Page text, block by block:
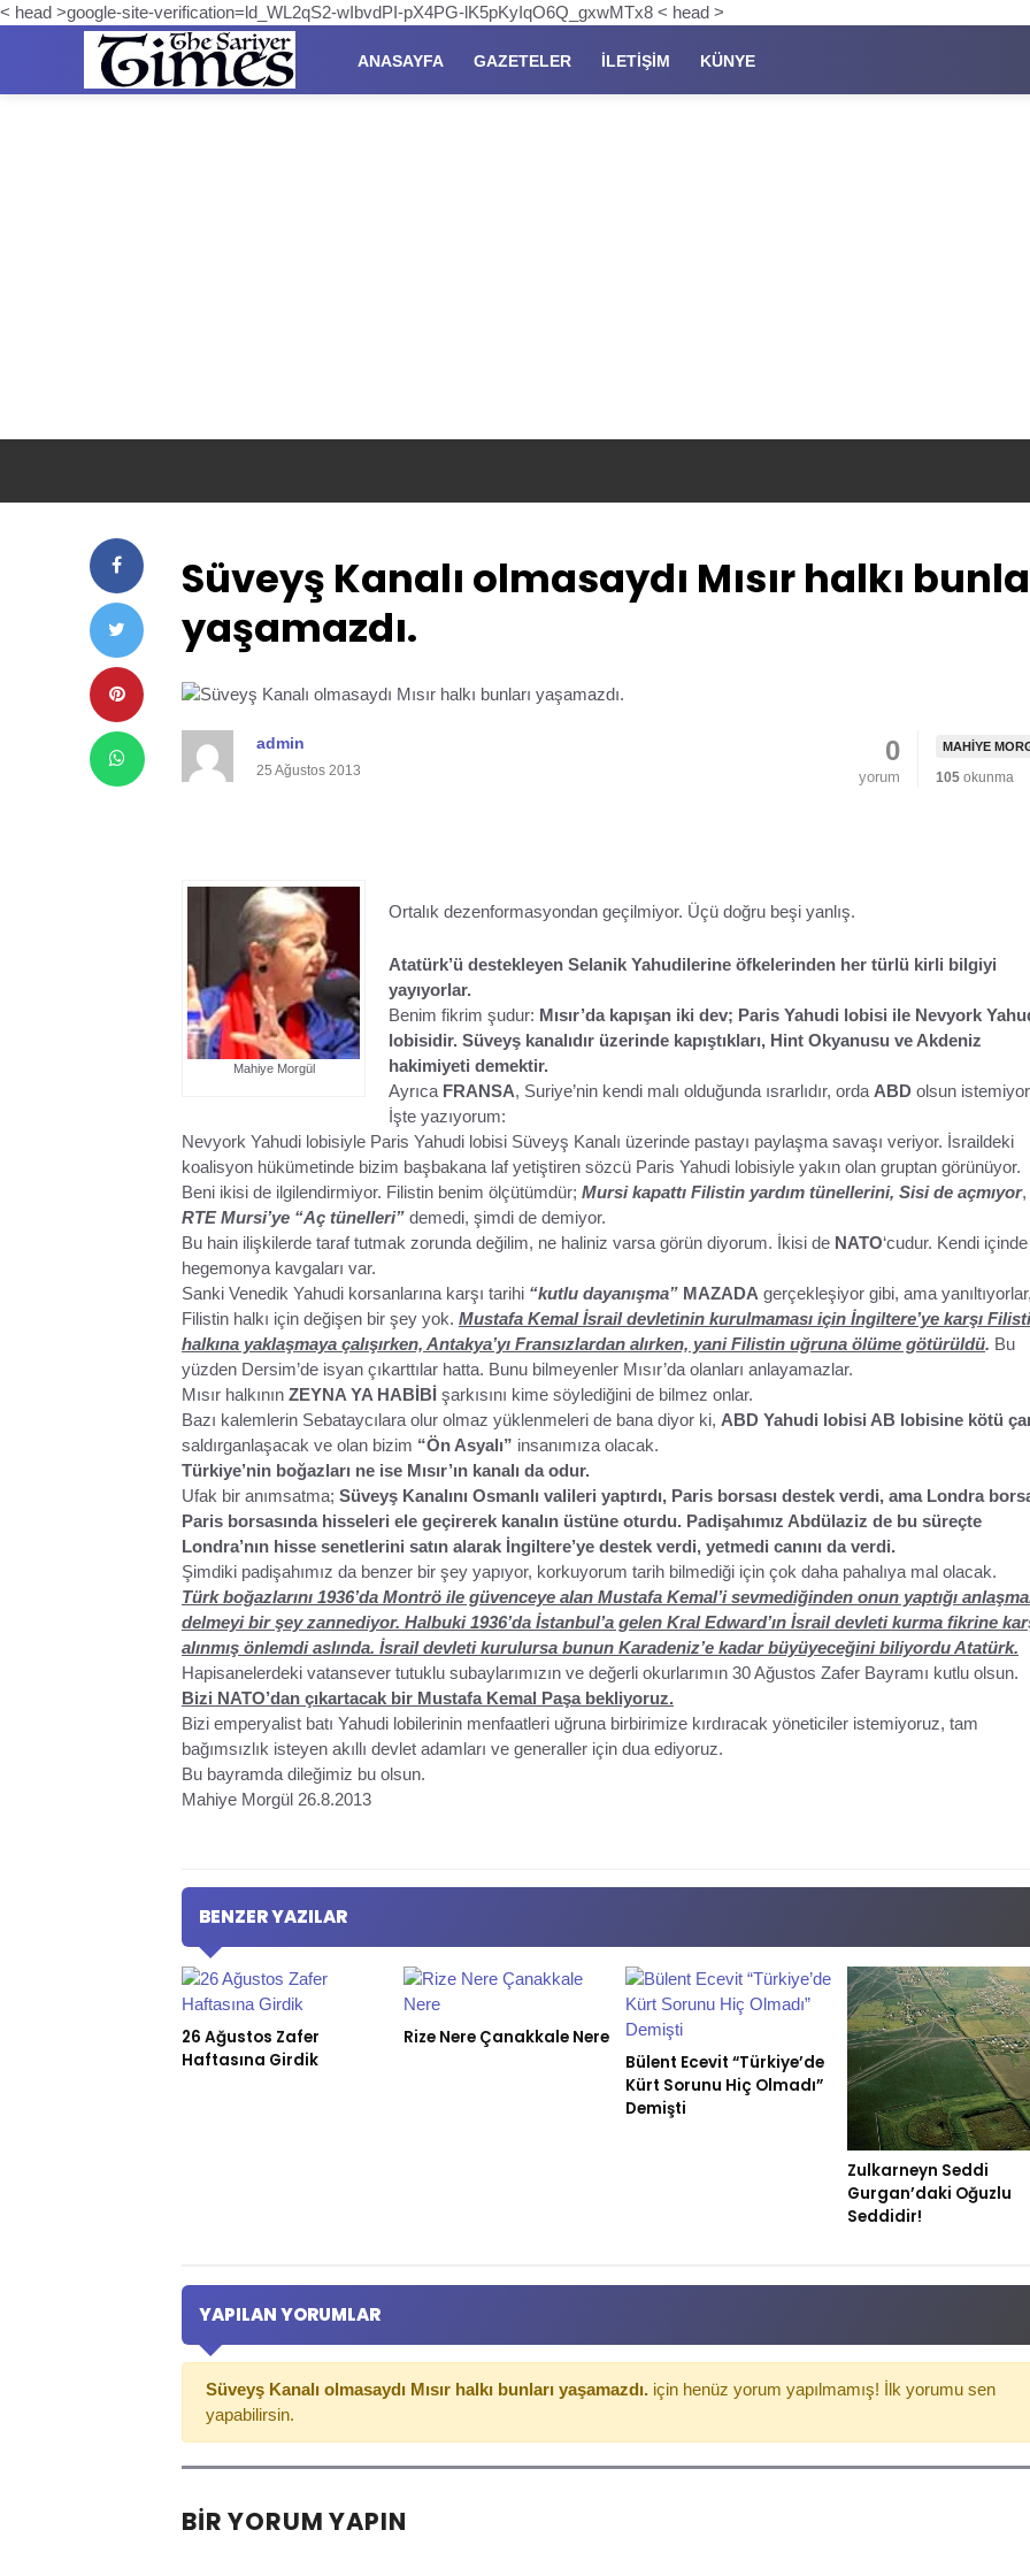
< head >google-site-verification=ld_WL2qS2-wIbvdPI-pX4PG-lK5pKyIqO6Q_gxwMTx8 < head >
ANASAYFA GAZETELER İLETIŞIM KÜNYE
Süveyş Kanalı olmasaydı Mısır halkı
yaşamazdı.
admin
25 Ağustos 2013
MAHIYE
105 okunma
0
yorum
Mahiye Morgül
Ortalık dezenformasyondan geçilmiyor. Üçü doğru beşi yanlış.
Atatürk’ü destekleyen Selanik Yahudilerine öfkelerinden her türlü kirli bilgiyi
yayıyorlar.
Benim fikrim şudur: Mısır’da kapışan iki dev; Paris Yahudi lobisi ile Nevyork
lobisidir. Süveyş kanalıdır üzerinde kapıştıkları, Hint Okyanusu ve Akdeniz
hakimiyeti demektir.
Ayrıca FRANSA, Suriye’nin kendi malı olduğunda ısrarlıdır, orda ABD olsun
İşte yazıyorum:
Nevyork Yahudi lobisiyle Paris Yahudi lobisi Süveyş Kanalı üzerinde pastayı paylaşma savaşı veriyor. İsraildeki
koalisyon hükümetinde bizim başbakana laf yetiştiren sözcü Paris Yahudi lobisiyle yakın olan gruptan görünüyor.
Beni ikisi de ilgilendirmiyor. Filistin benim ölçütümdür; Mursi kapattı Filistin yardım tünellerini, Sisi de açmıyor,
RTE Mursi’ye “Aç tünelleri” demedi, şimdi de demiyor.
Bu hain ilişkilerde taraf tutmak zorunda değilim, ne haliniz varsa görün diyorum. İkisi de NATO‘cudur. Kendi içinde
hegemonya kavgaları var.
Sanki Venedik Yahudi korsanlarına karşı tarihi “kutlu dayanışma” MAZADA gerçekleşiyor gibi, ama yanıltıyorlar,
Filistin halkı için değişen bir şey yok. Mustafa Kemal İsrail devletinin kurulmaması için İngiltere’ye karşı
halkına yaklaşmaya çalışırken, Antakya’yı Fransızlardan alırken, yani Filistin uğruna ölüme götürüldü. Bu
yüzden Dersim’de isyan çıkarttılar hatta. Bunu bilmeyenler Mısır’da olanları anlayamazlar.
Mısır halkının ZEYNA YA HABİBİ şarkısını kime söylediğini de bilmez onlar.
Bazı kalemlerin Sebataycılara olur olmaz yüklenmeleri de bana diyor ki, ABD Yahudi lobisi AB lobisine kötü
saldırganlaşacak ve olan bizim “Ön Asyalı” insanımıza olacak.
Türkiye’nin boğazları ne ise Mısır’ın kanalı da odur.
Ufak bir anımsatma; Süveyş Kanalını Osmanlı valileri yaptırdı, Paris borsası destek verdi, ama Londra
Paris borsasında hisseleri ele geçirerek kanalın üstüne oturdu. Padişahımız Abdülaziz de bu süreçte
Londra’nın hisse senetlerini satın alarak İngiltere’ye destek verdi, yetmedi canını da verdi.
Şimdiki padişahımız da benzer bir şey yapıyor, korkuyorum tarih bilmediği için çok daha pahalıya mal olacak.
Türk boğazlarını 1936’da Montrö ile güvenceye alan Mustafa Kemal’i sevmediğinden onun yaptığı
delmeyi bir şey zannediyor. Halbuki 1936’da İstanbul’a gelen Kral Edward’ın İsrail devleti kurma fikrine
alınmış önlemdi aslında. İsrail devleti kurulursa bunun Karadeniz’e kadar büyüyeceğini biliyordu Atatürk.
Hapisanelerdeki vatansever tutuklu subaylarımızın ve değerli okurlarımın 30 Ağustos Zafer Bayramı kutlu olsun.
Bizi NATO’dan çıkartacak bir Mustafa Kemal Paşa bekliyoruz.
Bizi emperyalist batı Yahudi lobilerinin menfaatleri uğruna birbirimize kırdıracak yöneticiler istemiyoruz, tam
bağımsızlık isteyen akıllı devlet adamları ve generaller için dua ediyoruz.
Bu bayramda dileğimiz bu olsun.
Mahiye Morgül 26.8.2013
BENZER YAZILAR
26 Ağustos Zafer
Haftasına Girdik
Rize Nere Çanakkale Nere
Bülent Ecevit “Türkiye’de
Kürt Sorunu Hiç Olmadı”
Demişti
Zulkarneyn Seddi
Gurgan’daki Oğuzlu
Seddidir!
YAPILAN YORUMLAR
Süveyş Kanalı olmasaydı Mısır halkı bunları yaşamazdı. için henüz yorum yapılmamış! İlk yorumu sen
yapabilirsin.
BIR YORUM YAPIN
Sarıyer Bentler ve Kemerler –
Boğaziçi’nin Su Yolu Hikayesi
2 Bin Yıllık Kayıp Tarih -
MAVRAMOLOZ MANSTIRI
ADMIN 6 AY ÖNCE
TÜRKİYE’NİN İLK GECE
MARATONU İÇİN GERİ
BAŞLADI